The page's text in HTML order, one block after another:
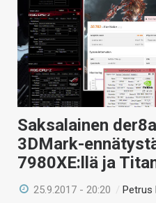
Saksalainen
3DMark-
7980XE:llä ja
25.9.2017 - 20:20 /Petrus